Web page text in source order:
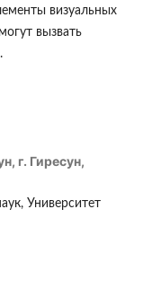
визуальных
вызвать
г. Гиресун,
Университет